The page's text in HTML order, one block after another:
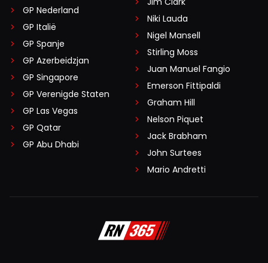
GP Nederland
GP Italië
GP Spanje
GP Azerbeidzjan
GP Singapore
GP Verenigde Staten
GP Las Vegas
GP Qatar
GP Abu Dhabi
Niki Lauda
Nigel Mansell
Stirling Moss
Juan Manuel Fangio
Emerson Fittipaldi
Graham Hill
Nelson Piquet
Jack Brabham
John Surtees
Mario Andretti